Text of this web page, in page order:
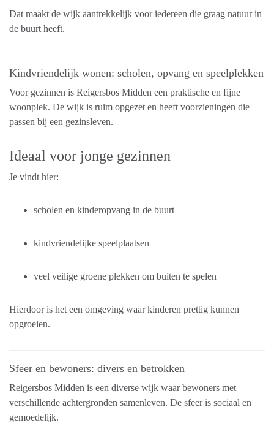
Dat maakt de wijk aantrekkelijk voor iedereen die graag natuur in
de buurt heeft.
Kindvriendelijk wonen: scholen, opvang en speelplekken
Voor gezinnen is Reigersbos Midden een praktische en fijne
woonplek. De wijk is ruim opgezet en heeft voorzieningen die
passen bij een gezinsleven.
Ideaal voor jonge gezinnen
Je vindt hier:
scholen en kinderopvang in de buurt
kindvriendelijke speelplaatsen
veel veilige groene plekken om buiten te spelen
Hierdoor is het een omgeving waar kinderen prettig kunnen
opgroeien.
Sfeer en bewoners: divers en betrokken
Reigersbos Midden is een diverse wijk waar bewoners met
verschillende achtergronden samenleven. De sfeer is sociaal en
gemoedelijk.